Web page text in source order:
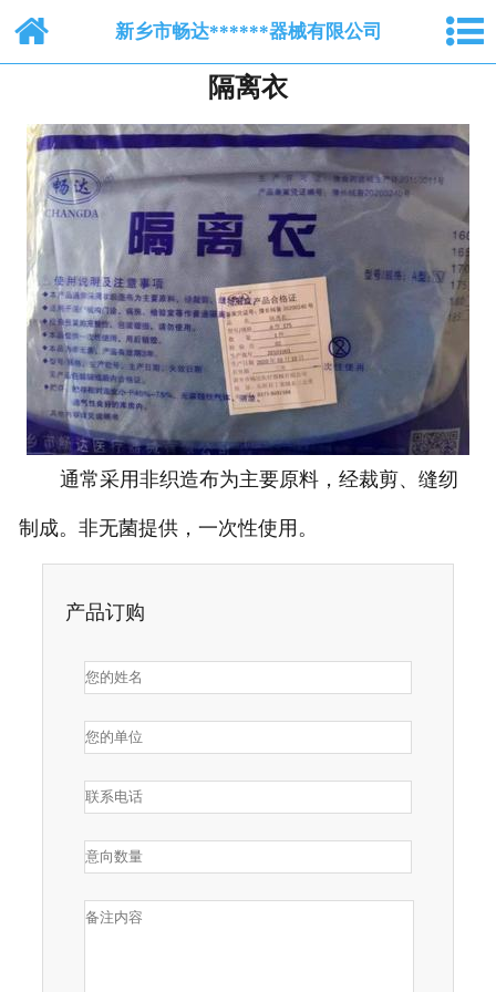
网站首页
纺布系列
脱脂棉纱布
人才招聘
在线留言
联系我们
新乡市畅达******器械有限公司
隔离衣
通常采用非织造布为主要原料，经裁剪、缝纫
制成。非无菌提供，一次性使用。
产品订购